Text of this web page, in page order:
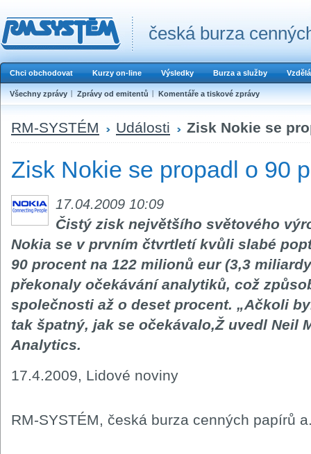
česká burza
Chci obchodovat Kurzy on-line Výsledky Burza a služby
Všechny zprávy Zprávy od emitentů Komentáře a tiskové zprávy
RM-SYSTÉM Události Zisk Nokie se
Zisk Nokie se propadl o 90
17.04.2009 10:09
Čistý zisk největšího světového
Nokia se v prvním čtvrtletí kvůli slabé
90 procent na 122 milionů eur (3,3
překonaly očekávání analytiků, což
společnosti až o deset procent. „Ačkoli
tak špatný, jak se očekávalo,Ž uvedl Neil
Analytics.
17.4.2009, Lidové noviny
RM-SYSTÉM, česká burza cenných papírů